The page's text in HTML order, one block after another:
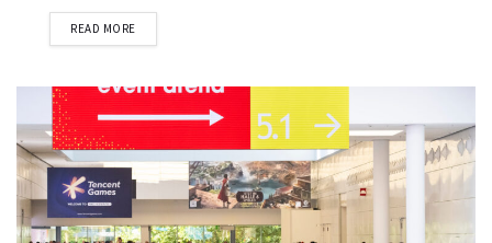
READ MOREDETAILS